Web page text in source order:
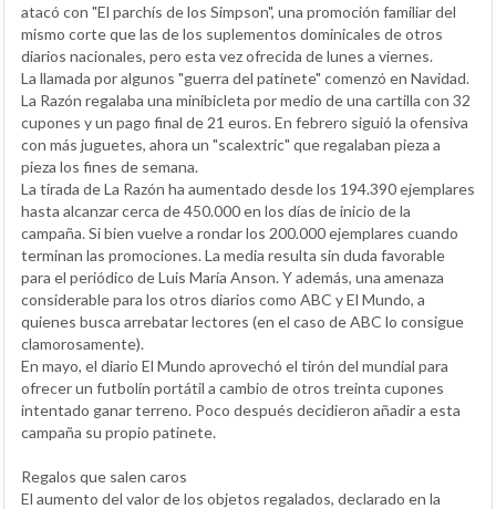
atacó con "El parchís de los Simpson", una promoción familiar del
mismo corte que las de los suplementos dominicales de otros
diarios nacionales, pero esta vez ofrecida de lunes a viernes.
La llamada por algunos "guerra del patinete" comenzó en Navidad.
La Razón regalaba una minibicleta por medio de una cartilla con 32
cupones y un pago final de 21 euros. En febrero siguió la ofensiva
con más juguetes, ahora un "scalextric" que regalaban pieza a
pieza los fines de semana.
La tirada de La Razón ha aumentado desde los 194.390 ejemplares
hasta alcanzar cerca de 450.000 en los días de inicio de la
campaña. Si bien vuelve a rondar los 200.000 ejemplares cuando
terminan las promociones. La media resulta sin duda favorable
para el periódico de Luis María Anson. Y además, una amenaza
considerable para los otros diarios como ABC y El Mundo, a
quienes busca arrebatar lectores (en el caso de ABC lo consigue
clamorosamente).
En mayo, el diario El Mundo aprovechó el tirón del mundial para
ofrecer un futbolín portátil a cambio de otros treinta cupones
intentado ganar terreno. Poco después decidieron añadir a esta
campaña su propio patinete.
Regalos que salen caros
El aumento del valor de los objetos regalados, declarado en la